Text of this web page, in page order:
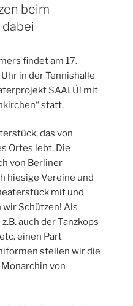
beim
findet am 17.
in der Tennishalle
SAALÜ! mit
statt.
das von
Ortes lebt. Die
von Berliner
hiesige Vereine und
mit und
wir Schützen! Als
auch der Tanzkops
einen Part
stellen wir die
von